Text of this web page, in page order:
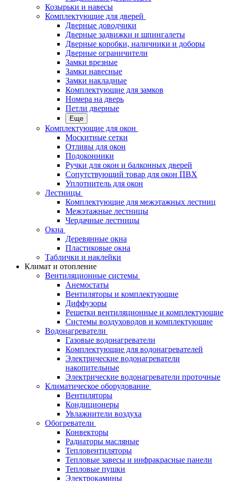
Козырьки и навесы
Комплектующие для дверей
Дверные доводчики
Дверные задвижки и шпингалеты
Дверные коробки, наличники и доборы
Дверные ограничители
Замки врезные
Замки навесные
Замки накладные
Комплектующие для замков
Номера на дверь
Петли дверные
Еще
Комплектующие для окон
Москитные сетки
Отливы для окон
Подоконники
Ручки для окон и балконных дверей
Сопутствующий товар для окон ПВХ
Уплотнитель для окон
Лестницы
Комплектующие для межэтажных лестниц
Межэтажные лестницы
Чердачные лестницы
Окна
Деревянные окна
Пластиковые окна
Таблички и наклейки
Климат и отопление
Вентиляционные системы
Анемостаты
Вентиляторы и комплектующие
Диффузоры
Решетки вентиляционные и комплектующие
Системы воздуховодов и комплектующие
Водонагреватели
Газовые водонагреватели
Комплектующие для водонагревателей
Электрические водонагреватели
накопительные
Электрические водонагреватели проточные
Климатическое оборудование
Вентиляторы
Кондиционеры
Увлажнители воздуха
Обогреватели
Конвекторы
Радиаторы масляные
Тепловентиляторы
Тепловые завесы и инфракрасные панели
Тепловые пушки
Электрокамины